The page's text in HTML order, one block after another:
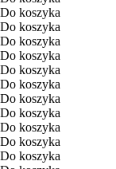
Do koszyka
Do koszyka
Do koszyka
Do koszyka
Do koszyka
Do koszyka
Do koszyka
Do koszyka
Do koszyka
Do koszyka
Do koszyka